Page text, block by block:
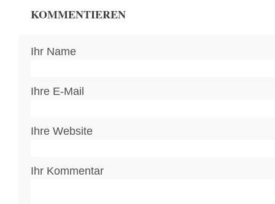
KOMMENTIEREN
Ihr Name
Ihre E-Mail
Ihre Website
Ihr Kommentar